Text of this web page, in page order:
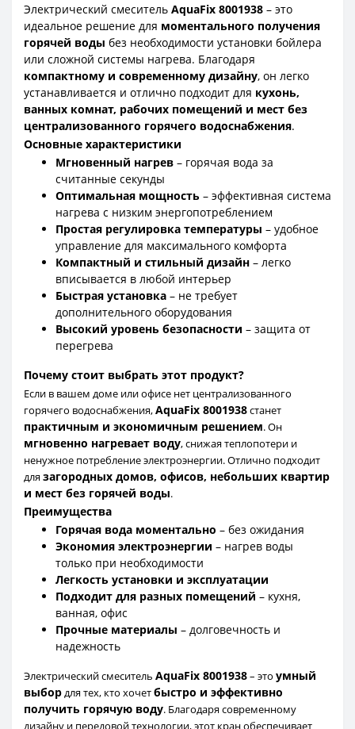
Электрический смеситель AquaFix 8001938 – это
идеальное решение для моментального получения
горячей воды без необходимости установки бойлера
или сложной системы нагрева. Благодаря
компактному и современному дизайну, он легко
устанавливается и отлично подходит для кухонь,
ванных комнат, рабочих помещений и мест без
централизованного горячего водоснабжения.
Основные характеристики
Мгновенный нагрев – горячая вода за
считанные секунды
Оптимальная мощность – эффективная система
нагрева с низким энергопотреблением
Простая регулировка температуры – удобное
управление для максимального комфорта
Компактный и стильный дизайн – легко
вписывается в любой интерьер
Быстрая установка – не требует
дополнительного оборудования
Высокий уровень безопасности – защита от
перегрева
Почему стоит выбрать этот продукт?
Если в вашем доме или офисе нет централизованного
горячего водоснабжения,AquaFix 8001938станет
практичным и экономичным решением. Он
мгновенно нагревает воду, снижая теплопотери и
ненужное потребление электроэнергии. Отлично подходит
длязагородных домов, офисов, небольших квартир
и мест без горячей воды.
Преимущества
Горячая вода моментально – без ожидания
Экономия электроэнергии – нагрев воды
только при необходимости
Легкость установки и эксплуатации
Подходит для разных помещений – кухня,
ванная, офис
Прочные материалы – долговечность и
надежность
Электрический смеситель AquaFix 8001938– это умный
выбор для тех, кто хочетбыстро и эффективно
получить горячую воду. Благодаря современному
дизайну и передовой технологии, этот кран обеспечивает